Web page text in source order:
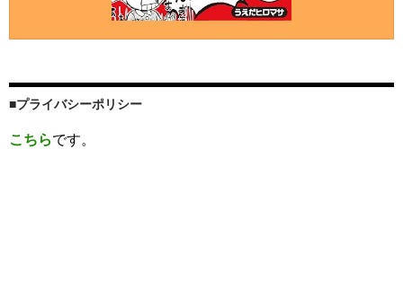
■プライバシーポリシー
こちらです。